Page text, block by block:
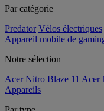
Par catégorie
Predator Vélos électriques
Appareil mobile de
Notre sélection
Acer Nitro Blaze 11 Acer
Appareils